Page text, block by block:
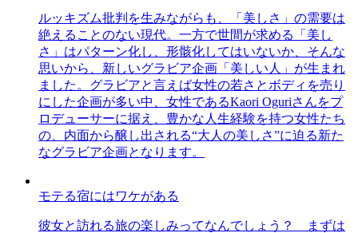
ルッキズム批判を生みながらも、「美しさ」の需要は
絶えることのない現代。一方で世間が求める「美し
さ」はパターン化し、形骸化してはいないか、そんな
思いから、新しいグラビア企画「美しい人」が生まれ
ました。グラビアと言えば女性の若さとボディを売り
にした企画が多い中、女性であるKaori Oguriさんをプ
ロデューサーに据え、豊かな人生経験を持つ女性たち
の、内面から醸し出される“大人の美しさ”に迫る新た
なグラビア企画となります。
モテる宿にはワケがある
彼女と訪れる旅の楽しみってなんでしょう？ まずは